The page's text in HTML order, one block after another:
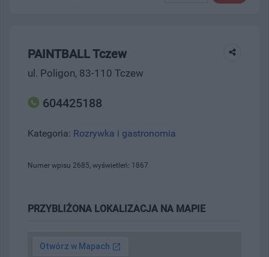
PAINTBALL Tczew
ul. Poligon, 83-110 Tczew
604425188
Kategoria: Rozrywka i gastronomia
Numer wpisu 2685, wyświetleń: 1867
PRZYBLIŻONA LOKALIZACJA NA MAPIE